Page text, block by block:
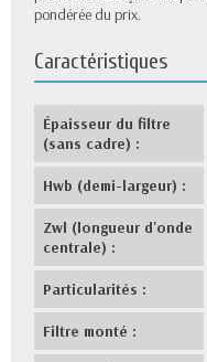
pondérée du prix.
Caractéristiques
Épaisseur du filtre
(sans cadre) :
Hwb (demi-largeur) :
Zwl (longueur d'onde
centrale) :
Particularités :
Filtre monté :